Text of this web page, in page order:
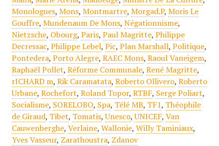
Monologues, Mons, Montmartre, Morgad.P, Moris Le
Gouffre, Mundenaum De Mons, Négationnisme,
Nietzsche, Obourg, Paris, Paul Magritte, Philippe
Decressac, Philippe Lebel, Pic, Plan Marshall, Politique,
Pontedera, Porto Alegre, RAEC Mons, Raoul Vaneigem,
Raphaël Pollet, Réforme Communale, René Magritte,
rICHARD m, Rik Caramatata, Roberto Ollivero, Roberto
Urbane, Rochefort, Roland Topor, RTBF, Serge Poliart,
Socialisme, SORELOBO, Spa, Télé MB, TF1, Théophile
de Giraud, Tibet, Tomatis,Unesco,UNICEF, Van
Cauwenberghe, Verlaine, Wallonie, Willy Taminiaux,
Yves Vasseur, Zarathoustra, Zdanov